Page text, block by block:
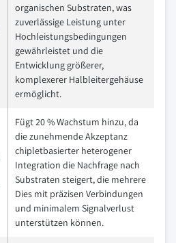
organischen Substraten, was
zuverlässige Leistung unter
Hochleistungsbedingungen
gewährleistet und die
Entwicklung größerer,
komplexerer Halbleitergehäuse
ermöglicht.
Fügt 20 % Wachstum hinzu, da
die zunehmende Akzeptanz
chipletbasierter heterogener
Integration die Nachfrage nach
Substraten steigert, die mehrere
Dies mit präzisen Verbindungen
und minimalem Signalverlust
unterstützen können.